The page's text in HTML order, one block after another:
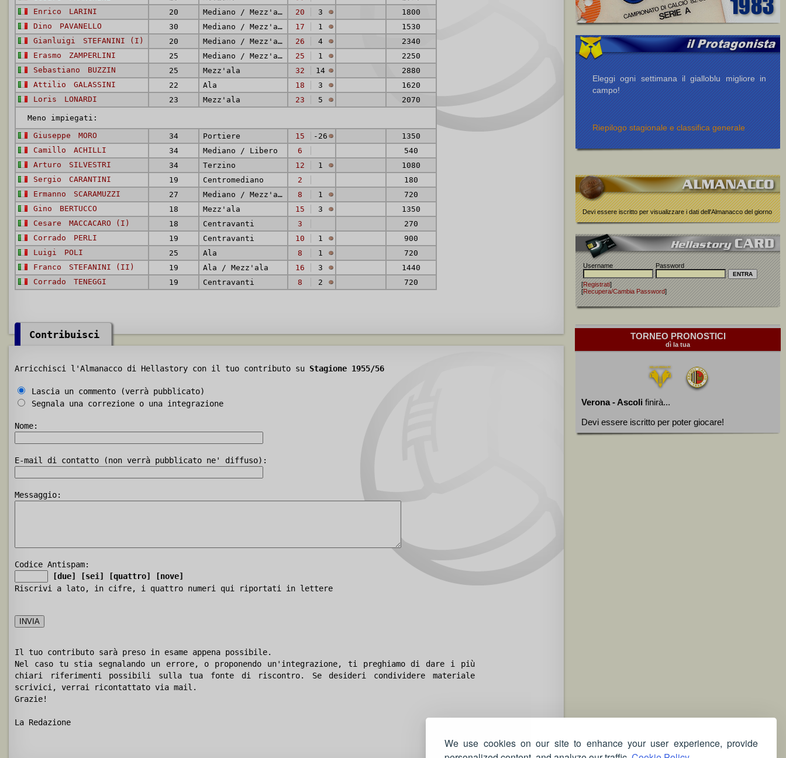
We use cookies on our site to enhance your user experience, provide
Enrico
LARINI 20 Mediano / Mezz'ala 20 3
1800
Dino
PAVANELLO 30 Mediano / Mezz'ala 17 1
1530
Gianluigi
STEFANINI (I) 20 Mediano / Mezz'ala 26 4
2340
Erasmo
ZAMPERLINI 25 Mediano / Mezz'ala 25 1
2250
Sebastiano
BUZZIN 25 Mezz'ala 32 14
2880
Attilio
GALASSINI 22 Ala 18 3
1620
Loris
LONARDI 23 Mezz'ala 23 5 2070
Meno impiegati:
Giuseppe
MORO 34 Portiere 15 -26
1350
Camillo
ACHILLI 34 Mediano / Libero 6
540
Arturo
SILVESTRI 34 Terzino 12 1
1080
Sergio
CARANTINI 19 Centromediano 2
180
Ermanno
SCARAMUZZI 27 Mediano / Mezz'ala 8 1
720
Gino
BERTUCCO 18 Mezz'ala 15 3
1350
Cesare
MACCACARO (I) 18 Centravanti 3
270
Corrado
PERLI 19 Centravanti 10 1
900
Luigi
POLI 25 Ala 8 1
720
Franco
STEFANINI (II) 19 Ala / Mezz'ala 16 3
1440
Corrado
TENEGGI 19 Centravanti 8 2 720
Contribuisci
Arricchisci l'Almanacco di Hellastory con il tuo contributo su Stagione 1955/56
Lascia un commento (verrà pubblicato)
Segnala una correzione o una integrazione
Nome:
E-mail di contatto (non verrà pubblicato ne' diffuso):
Messaggio:
Codice Antispam:
[due]
[sei] [quattro]
[nove]
Riscrivi a lato, in cifre, i quattro numeri qui riportati in lettere
Il tuo contributo sarà preso in esame appena possibile.
Nel caso tu stia segnalando un errore, o proponendo un'integrazione, ti preghiamo di dare i più
chiari riferimenti possibili sulla tua fonte di riscontro. Se desideri condividere materiale
scrivici, verrai ricontattato via mail.
Grazie!
La Redazione
Eleggi ogni settimana il gialloblu migliore in
campo!
Riepilogo stagionale e classifica generale
Devi essere iscritto per visualizzare i dati dell'Almanacco del giorno
Username Password
[Registrati]
[Recupera/Cambia Password]
TORNEO PRONOSTICI
dì la tua
Verona - Ascoli finirà...
Devi essere iscritto per poter giocare!